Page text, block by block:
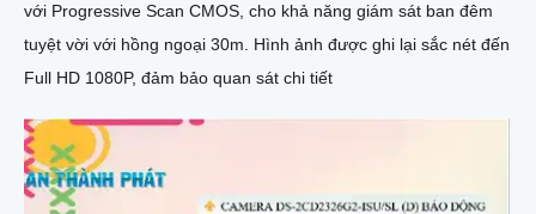
với Progressive Scan CMOS, cho khả năng giám sát ban đêm
tuyệt vời với hồng ngoại 30m. Hình ảnh được ghi lại sắc nét đến
Full HD 1080P, đảm bảo quan sát chi tiết